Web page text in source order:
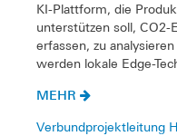
KI-Plattform, die
unterstützen soll, CO2-
erfassen, zu
werden lokale Edge-
MEHR
Verbundprojektleitung